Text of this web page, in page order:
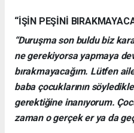
“İŞİN PEŞİNİ
“Duruşma son buldu biz
ne gerekiyorsa yapmaya
bırakmayacağım. Lütfen
baba çocuklarının
gerektiğine inanıyorum.
zaman o gerçek er ya da